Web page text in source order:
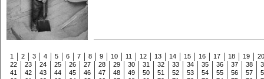
1 2 3 4 5 6 7 8 9 10 11 12 13 14 15 16 17 18 19
20
22
23 24 25 26 27 28 29 30 31 32 33 34 35 36 37 38
41
42 43 44 45 46 47 48 49 50 51 52 53 54 55 56 57